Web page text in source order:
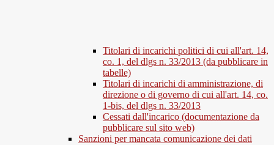
Titolari di incarichi politici di cui all'art. 14,
co. 1, del dlgs n. 33/2013 (da pubblicare in
tabelle)
Titolari di incarichi di amministrazione, di
direzione o di governo di cui all'art. 14, co.
1-bis, del dlgs n. 33/2013
Cessati dall'incarico (documentazione da
pubblicare sul sito web)
Sanzioni per mancata comunicazione dei dati